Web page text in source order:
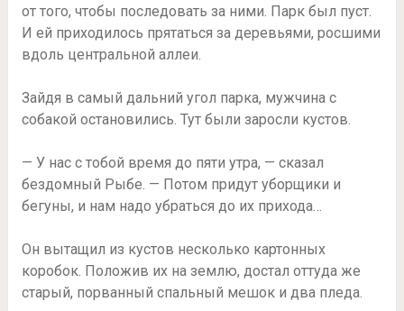
от того, чтобы последовать за ними. Парк был пуст.
И ей приходилось прятаться за деревьями, росшими
вдоль центральной аллеи.
Зайдя в самый дальний угол парка, мужчина с
собакой остановились. Тут были заросли кустов.
— У нас с тобой время до пяти утра, — сказал
бездомный Рыбе. — Потом придут уборщики и
бегуны, и нам надо убраться до их прихода…
Он вытащил из кустов несколько картонных
коробок. Положив их на землю, достал оттуда же
старый, порванный спальный мешок и два пледа.